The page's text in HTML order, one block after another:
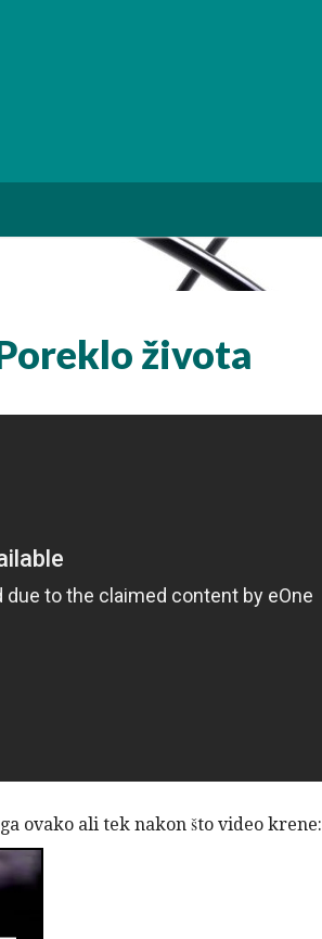
života
ovako ali tek nakon što video krene: